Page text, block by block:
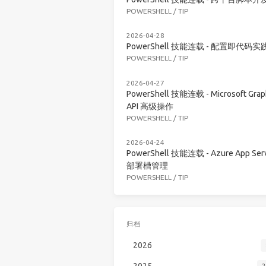
POWERSHELL / TIP
2026-04-28
PowerShell 技能连载 - 配置即代码实
POWERSHELL / TIP
2026-04-27
PowerShell 技能连载 - Microsoft
API 高级操作
POWERSHELL / TIP
2026-04-24
PowerShell 技能连载 - Azure App
部署槽管理
POWERSHELL / TIP
归档
2026